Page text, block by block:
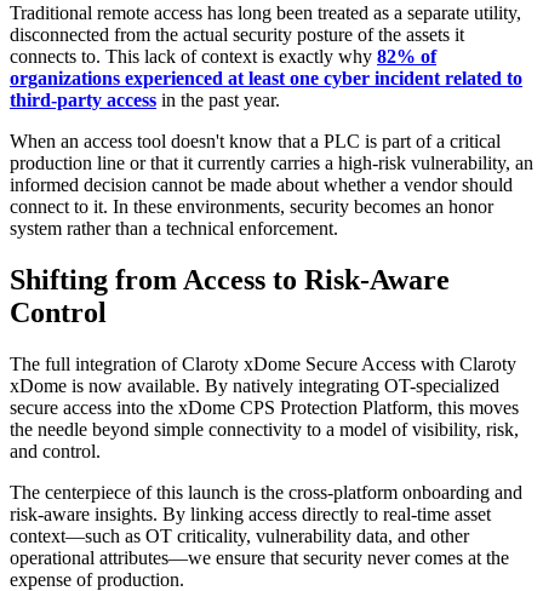
Traditional remote access has long been treated as a separate utility,
disconnected from the actual security posture of the assets it
connects to. This lack of context is exactly why 82% of
organizations experienced at least one cyber incident related to
third-party access in the past year.
When an access tool doesn't know that a PLC is part of a critical
production line or that it currently carries a high-risk vulnerability, an
informed decision cannot be made about whether a vendor should
connect to it. In these environments, security becomes an honor
system rather than a technical enforcement.
Shifting from Access to Risk-Aware
Control
The full integration of Claroty xDome Secure Access with Claroty
xDome is now available. By natively integrating OT-specialized
secure access into the xDome CPS Protection Platform, this moves
the needle beyond simple connectivity to a model of visibility, risk,
and control.
The centerpiece of this launch is the cross-platform onboarding and
risk-aware insights. By linking access directly to real-time asset
context—such as OT criticality, vulnerability data, and other
operational attributes—we ensure that security never comes at the
expense of production.